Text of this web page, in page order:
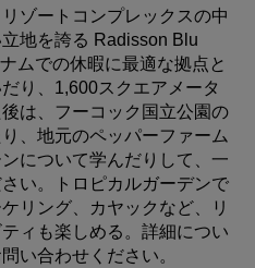
ゾートコンプレックスの中
地を誇る Radisson Blu
ムでの休暇に最適な拠点と
り、1,600スクエアメータ
は、フーコック国立公園の
、地元のペッパーファーム
について学んだりして、一
い。トロピカルガーデンで
リング、カヤックなど、リ
ィも楽しめる。詳細につい
い合わせください。